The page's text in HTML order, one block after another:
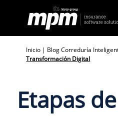
content
Inicio | Blog Correduría
Transformación Digital
Etapas